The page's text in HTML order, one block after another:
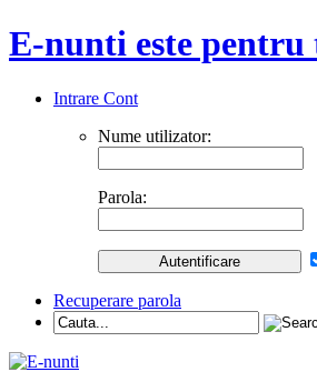
E-nunti este pentru
Intrare Cont
Nume utilizator:
Parola:
Recuperare parola